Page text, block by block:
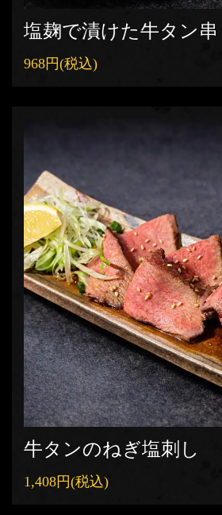
塩麹で漬けた牛タン串
968円(税込)
牛タンのねぎ塩刺し
1,408円(税込)